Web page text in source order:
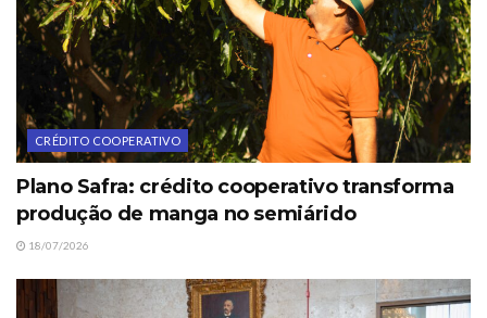
CRÉDITO COOPERATIVO
Plano Safra: crédito cooperativo transforma
produção de manga no semiárido
18/07/2026